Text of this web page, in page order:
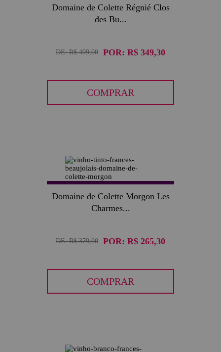
Domaine de Colette Régnié Clos
des Bu...
DE:R$ 499,00 POR: R$ 349,30
COMPRAR
Domaine de Colette Morgon Les
Charmes...
DE:R$ 379,00 POR: R$ 265,30
COMPRAR